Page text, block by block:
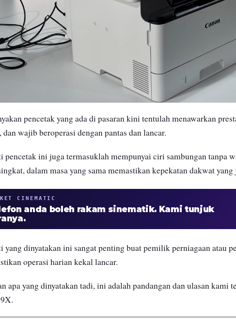
pencetak yang ada di pasaran kini tentulah menawarkan
wajib beroperasi dengan pantas dan lancar.
pencetak ini juga termasuklah mempunyai ciri sambungan tanpa
dalam masa yang sama memastikan kepekatan dakwat yang
CINEMATIC
anda boleh rakam sinematik. Kami tunjuk
yang dinyatakan ini sangat penting buat pemilik perniagaan atau
operasi harian kekal lancar.
apa yang dinyatakan tadi, ini adalah pandangan dan ulasan kami